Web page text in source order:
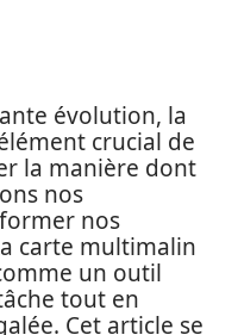
évolution, la
crucial de
la manière dont
nos
nos
carte multimalin
un outil
tout en
Cet article se